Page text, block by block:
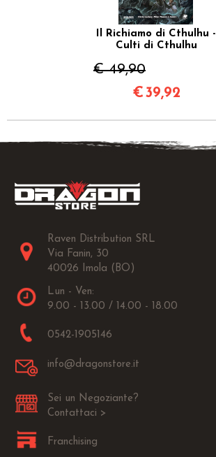
Il Richiamo di Cthulhu -
Culti di Cthulhu
€ 49,90
€39,92
Raven Distribution SRL
Via Fanin, 30
40026 Imola (BO)
Lun - Ven:
9.00 - 13.00 / 14.00 - 18.00
0542-1905146
info@dragonstore.it
Sei un Negoziante?
Contattaci >
Franchising